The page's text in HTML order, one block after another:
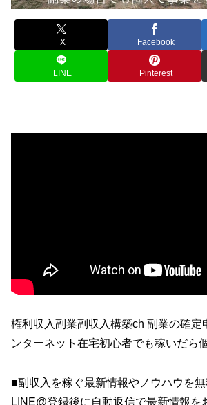
X Facebook
LINE Pinterest
権利収入副業副収入構築ch 副業の確定
ンターネット在宅初心者でも稼いだら
■副収入を稼ぐ最新情報やノウハウを無
LINE@登録後に自動返信で最新情報を